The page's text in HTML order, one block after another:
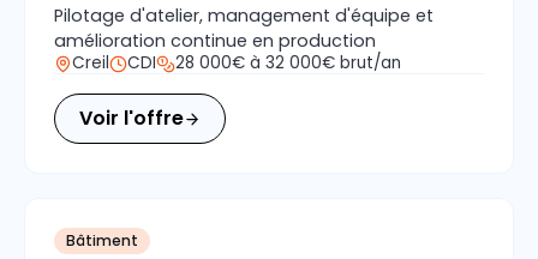
Pilotage d'atelier, management d'équipe et
amélioration continue en production
Creil CDI 28 000€ à 32 000€ brut/an
Voir l'offre
Bâtiment